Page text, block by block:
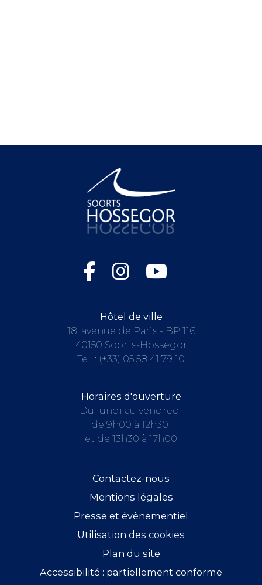
Hôtel de ville
18, avenue de Paris - BP 116
40150 Soorts-Hossegor
Tel. : (+33) 05 58 41 79 10
Horaires d'ouverture
Du lundi au vendredi
de 9h00 à 12h30
et de 13h30 à 17h00
Contactez-nous
Mentions légales
Presse et évènementiel
Utilisation des cookies
Plan du site
Accessibilité : partiellement conforme